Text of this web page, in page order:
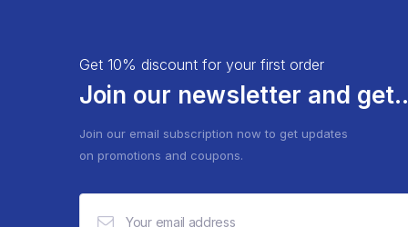
Get 10% discount for your first order
Join our newsletter and
Join our email subscription now to get updates
on promotions and coupons.